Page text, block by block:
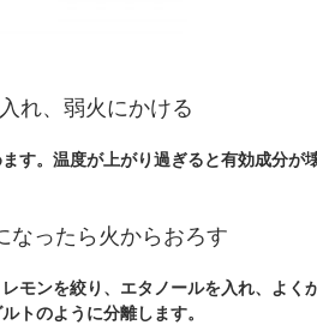
れ、弱火にかける
す。温度が上がり過ぎると有効成分が
なったら火からおろす
モンを絞り、エタノールを入れ、よく
トのように分離します。